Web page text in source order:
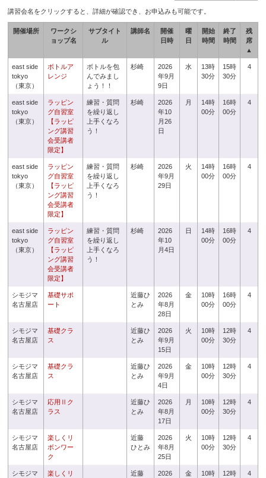
講習会名をクリックすると、詳細が確認でき、お申込みも可能です。
開催場所
ワークシ
ョップ名
サブタイト
ル
講師名
開催
日時
曜
日
開始
時間
終了
時間
残
席
▲
east side
tokyo
（東京）
ボトルア
レンジ
ボトルを包
んでみまし
ょう！！
杉崎
2026
年9月
9日
水
13時
30分
15時
30分
4
east side
tokyo
（東京）
ラッピン
グ自習室
【ラッピ
ング講習
会受講者
限定】
練習・質問
を繰り返し
上手くなろ
う！
杉崎
2026
年10
月26
日
月
14時
00分
16時
00分
4
east side
tokyo
（東京）
ラッピン
グ自習室
【ラッピ
ング講習
会受講者
限定】
練習・質問
を繰り返し
上手くなろ
う！
杉崎
2026
年9月
29日
火
14時
00分
16時
00分
4
east side
tokyo
（東京）
ラッピン
グ自習室
【ラッピ
ング講習
会受講者
限定】
練習・質問
を繰り返し
上手くなろ
う！
杉崎
2026
年10
月4日
日
14時
00分
16時
00分
4
シモジマ
名古屋店
基礎サポ
ート
近藤ひ
とみ
2026
年8月
28日
金
10時
00分
16時
00分
4
シモジマ
名古屋店
基礎クラ
ス
近藤ひ
とみ
2026
年9月
15日
火
10時
00分
12時
30分
4
シモジマ
名古屋店
基礎クラ
ス
近藤ひ
とみ
2026
年9月
4日
金
10時
00分
12時
30分
4
シモジマ
名古屋店
応用Ⅱク
ラス
近藤ひ
とみ
2026
年8月
17日
月
10時
00分
12時
30分
4
シモジマ
名古屋店
楽しくリ
ボンワー
ク
近藤
ひとみ
2026
年8月
25日
火
10時
00分
12時
30分
4
シモジマ
楽しくリ
近藤
2026
金
10時
12時
4